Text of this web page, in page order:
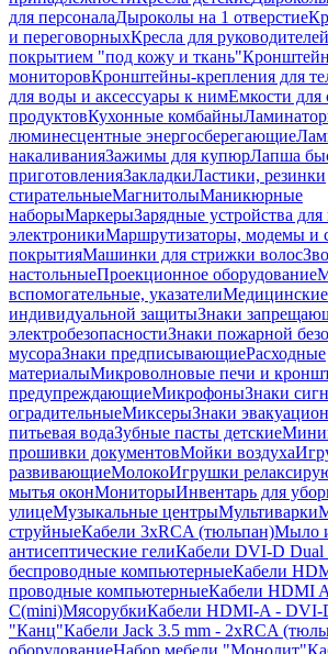
для персоналаДыроколы на 1 отверстие
и переговорныхКресла для руководителей
покрытием "под кожу и ткань"
мониторовКронштейны-крепления для
для воды и аксессуары к нимЕмкости для
продуктовКухонные комбайны
люминесцентные энергосберегающие
накаливанияЗажимы для купюрЛапша
приготовленияЗакладкиЛастики, резинки
стирательныеМагнитолыМаникюрные
наборыМаркерыЗарядные устройства
электроникиМаршрутизаторы, модемы и
покрытияМашинки для стрижки волос
настольныеПроекционное оборудование
вспомогательные, указателиМедицинские
индивидуальной защитыЗнаки
электробезопасностиЗнаки пожарной
мусораЗнаки предписывающиеРасходные
материалыМикроволновые печи и
предупреждающиеМикрофоныЗнаки
оградительныеМиксерыЗнаки
питьевая водаЗубные пасты детские
прошивки документовМойки воздуха
развивающиеМолокоИгрушки
мытья оконМониторыИнвентарь для
улицеМузыкальные центрыМультиварки
струйныеКабели 3xRCA (тюльпан)Мыло
антисептические гелиКабели DVI-D
беспроводные компьютерныеКабели
проводные компьютерныеКабели HDMI
C(mini)МясорубкиКабели HDMI-A - DVI-
"Канц"Кабели Jack 3.5 mm - 2xRCA
оборудованиеНабор мебели "Монолит"